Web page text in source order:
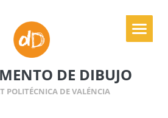
DE DIBUJO
POLITÉCNICA DE VALÉNCIA